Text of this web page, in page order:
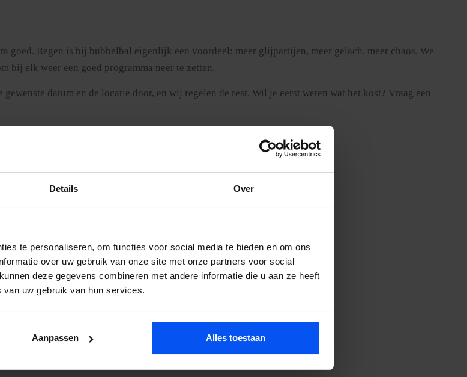
Details Over
te personaliseren, om functies voor social media te bieden en om ons
over uw gebruik van onze site met onze partners voor social
deze gegevens combineren met andere informatie die u aan ze heeft
uw gebruik van hun services.
Aanpassen Alles toestaan
Regen is bij bubbelbal eigenlijk een voordeel: meer glijpartijen, meer gelach, meer chaos. We
bij elk weer een goed programma neer te zetten.
datum en de locatie door, en wij regelen de rest. Wil je eerst weten wat het kost? Vraag een
terug. Het voelt eerder als lachen dan als pijn.
je hoort binnen 24 uur.
We annuleren alleen bij onweer of zware storm.
rondes.